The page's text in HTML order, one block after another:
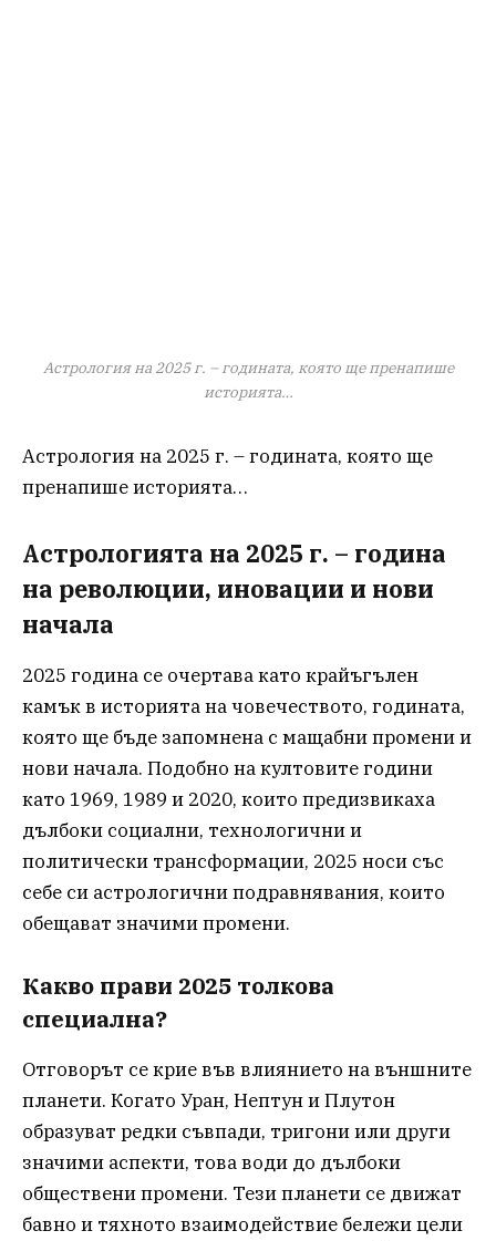
Астрология на 2025 г. – годината, която ще пренапише
историята…
Астрология на 2025 г. – годината, която ще
пренапише историята…
Астрологията на 2025 г. – година
на революции, иновации и нови
начала
2025 година се очертава като крайъгълен
камък в историята на човечеството, годината,
която ще бъде запомнена с мащабни промени и
нови начала. Подобно на култовите години
като 1969, 1989 и 2020, които предизвикаха
дълбоки социални, технологични и
политически трансформации, 2025 носи със
себе си астрологични подравнявания, които
обещават значими промени.
Какво прави 2025 толкова
специална?
Отговорът се крие във влиянието на външните
планети. Когато Уран, Нептун и Плутон
образуват редки съвпади, тригони или други
значими аспекти, това води до дълбоки
обществени промени. Тези планети се движат
бавно и тяхното взаимодействие бележи цели